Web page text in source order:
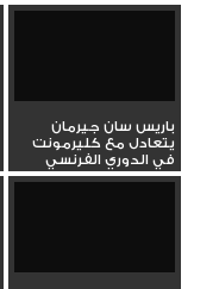
باريس سان جيرمان
يتعادل مع كليرمونت
في الدوري الفرنسي
الممتاز